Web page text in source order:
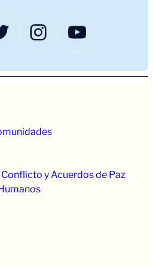
Instagram
y Acuerdos de Paz